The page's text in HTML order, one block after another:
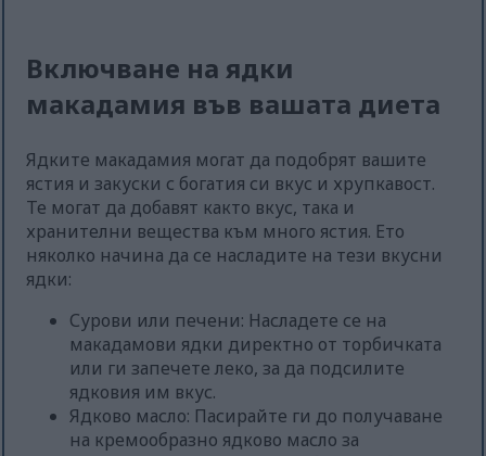
Включване на ядки
макадамия във вашата диета
Ядките макадамия могат да подобрят вашите
ястия и закуски с богатия си вкус и хрупкавост.
Те могат да добавят както вкус, така и
хранителни вещества към много ястия. Ето
няколко начина да се насладите на тези вкусни
ядки:
Сурови или печени: Насладете се на
макадамови ядки директно от торбичката
или ги запечете леко, за да подсилите
ядковия им вкус.
Ядково масло: Пасирайте ги до получаване
на кремообразно ядково масло за